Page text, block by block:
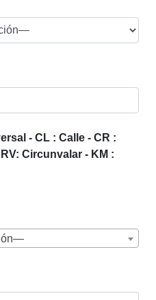
- CL : Calle - CR :
Circunvalar - KM :